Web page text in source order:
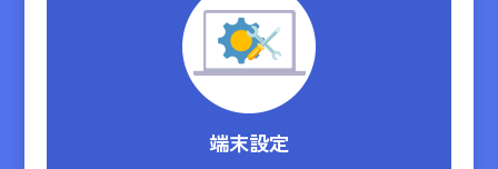
端末設定